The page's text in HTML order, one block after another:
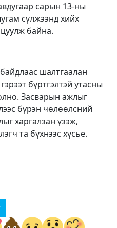
сарын 13-ны
сүлжээнд хийх
байна.
шалтгаалан
бүртгэлтэй утасны
Засварын ажлыг
бүрэн чөлөөлсний
харгалзан үзэж,
та бүхнээс хүсье.